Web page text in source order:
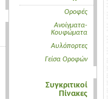
Οροφές
Ανοίγματα-
Κουφώματα
Αυλόπορτες
Γείσα Οροφών
Συγκριτικοί
Πίνακες